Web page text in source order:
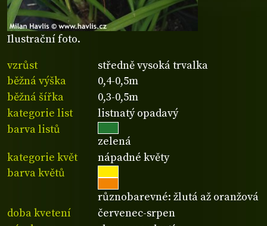
Ilustrační foto.
vzrůst
středně vysoká trvalka
běžná výška
0,4-0,5m
běžná šířka
0,3-0,5m
kategorie list
listnatý opadavý
barva listů
zelená
kategorie květ
nápadné květy
barva květů
různobarevné: žlutá až oranžová
doba kvetení
červenec-srpen